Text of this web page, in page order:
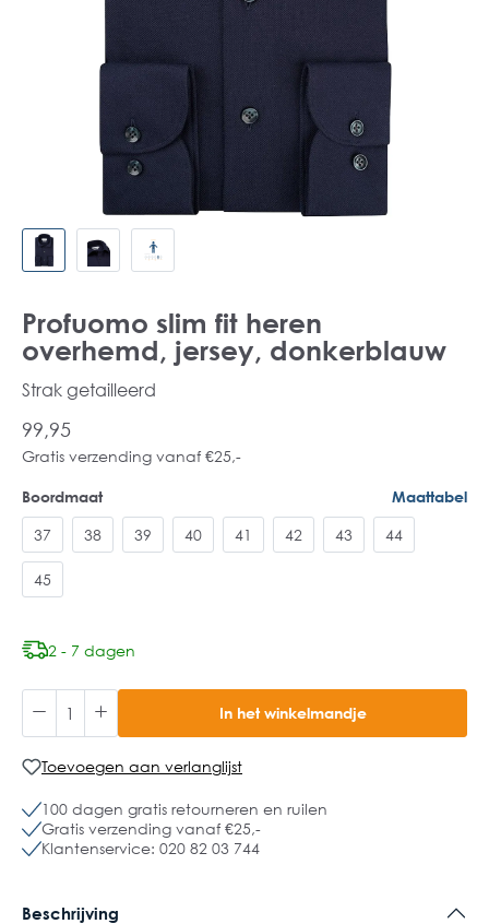
Profuomo slim fit heren
overhemd, jersey, donkerblauw
Strak getailleerd
99,95
Gratis verzending vanaf €25,-
Boordmaat Maattabel
37 38 39 40 41 42 43 44
45
2 - 7 dagen
In het winkelmandje
Toevoegen aan verlanglijst
100 dagen gratis retourneren en ruilen
Gratis verzending vanaf €25,-
Klantenservice: 020 82 03 744
Beschrijving